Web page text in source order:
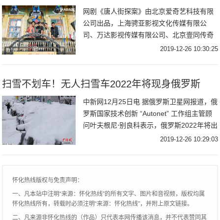
网剧《唐人街探案》由北京爱奇艺科技有限
公司出品，上海骋亚影视文化传媒有限公
司、万达影视传媒有限公司、北京壹同传奇
影视文化有限公司联合出品，陈思诚监制，
2019-12-26 10:30:25
扫雪不划车！无人扫雪车2022年将现身俄罗斯
中新网12月25日电 据俄罗斯卫星网报道，俄
罗斯国家技术创新 “Autonet” 工作组主管顾
问叶夫根尼⋅别良科表示，俄罗斯2022年将出
现可以清扫路边汽车下方冰雪，而不划伤汽
2019-12-26 10:29:03
怀化热线版权与免责声明：
一、凡本站中注明“来源：怀化热线”的所有文字、图片和音视频，版权均属
怀化热线所有，转载时必须注明“来源：怀化热线”，并附上原文链接。
二、凡来源非怀化热线的（作品）只代表本网传播该消息，并不代表赞同其